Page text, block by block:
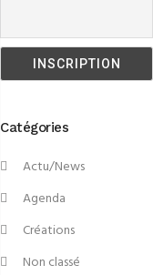
Catégories
Actu/News
Agenda
Créations
Non classé